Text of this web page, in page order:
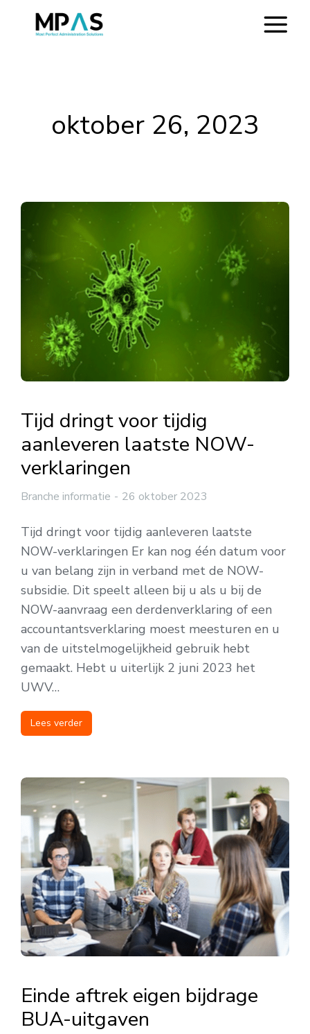
oktober 26, 2023
Tijd dringt voor tijdig
aanleveren laatste NOW-
verklaringen
Branche informatie 26 oktober 2023
Tijd dringt voor tijdig aanleveren laatste
NOW-verklaringen Er kan nog één datum voor
u van belang zijn in verband met de NOW-
subsidie. Dit speelt alleen bij u als u bij de
NOW-aanvraag een derdenverklaring of een
accountantsverklaring moest meesturen en u
van de uitstelmogelijkheid gebruik hebt
gemaakt. Hebt u uiterlijk 2 juni 2023 het
UWV…
Lees verder
Einde aftrek eigen bijdrage
BUA-uitgaven